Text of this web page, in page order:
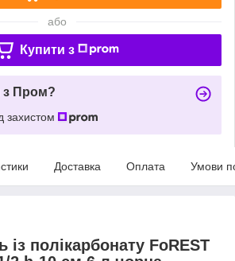
або
Купити з
з Пром?
захистом
Доставка Оплата Умови
із полікарбонату FoREST